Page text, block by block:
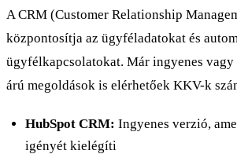
A CRM (Customer Relationship
központosítja az ügyféladatokat és
ügyfélkapcsolatokat. Már ingyenes vagy
árú megoldások is elérhetőek KKV-k
HubSpot CRM: Ingyenes verzió,
igényét kielégíti